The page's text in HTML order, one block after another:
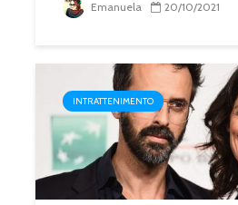
Emanuela 20/10/2021
INTRATTENIMENTO